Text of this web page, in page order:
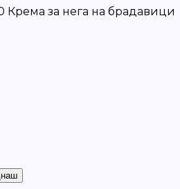
Крема за нега на брадавици